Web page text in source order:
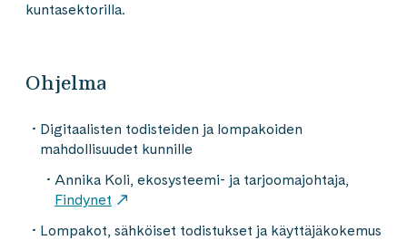
kuntasektorilla.
Ohjelma
Digitaalisten todisteiden ja lompakoiden
mahdollisuudet kunnille
Annika Koli, ekosysteemi- ja tarjoomajohtaja,
Findynet
Lompakot, sähköiset todistukset ja käyttäjäkokemus